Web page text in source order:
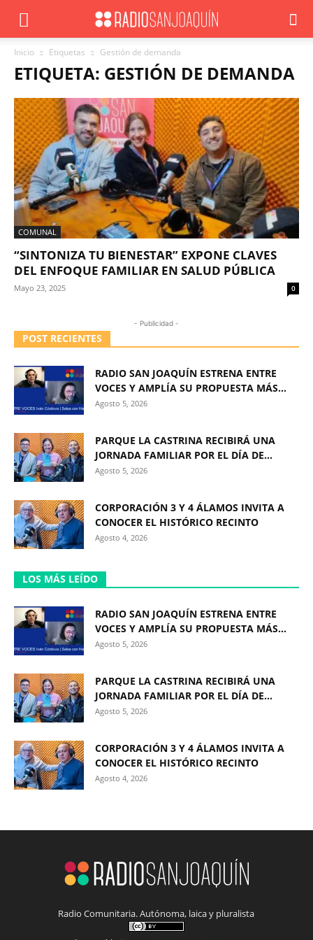
Inicio Etiquetas Gestión de demanda
ETIQUETA: GESTIÓN DE DEMANDA
COMUNAL
“SINTONIZA TU BIENESTAR” EXPONE CLAVES
DEL ENFOQUE FAMILIAR EN SALUD PÚBLICA
Mayo 23, 2025 0
- Publicidad -
POST RECIENTES
RADIO SAN JOAQUÍN ESTRENA ENTRE
VOCES Y AMPLÍA SU PROPUESTA MÁS...
Agosto 5, 2026
PARQUE LA CASTRINA RECIBIRÁ UNA
JORNADA FAMILIAR POR EL DÍA DE...
Agosto 5, 2026
CORPORACIÓN 3 Y 4 ÁLAMOS INVITA A
CONOCER EL HISTÓRICO RECINTO
Agosto 4, 2026
LOS MÁS LEÍDO
RADIO SAN JOAQUÍN ESTRENA ENTRE
VOCES Y AMPLÍA SU PROPUESTA MÁS...
Agosto 5, 2026
PARQUE LA CASTRINA RECIBIRÁ UNA
JORNADA FAMILIAR POR EL DÍA DE...
Agosto 5, 2026
CORPORACIÓN 3 Y 4 ÁLAMOS INVITA A
CONOCER EL HISTÓRICO RECINTO
Agosto 4, 2026
Radio Comunitaria. Autónoma, laica y pluralista